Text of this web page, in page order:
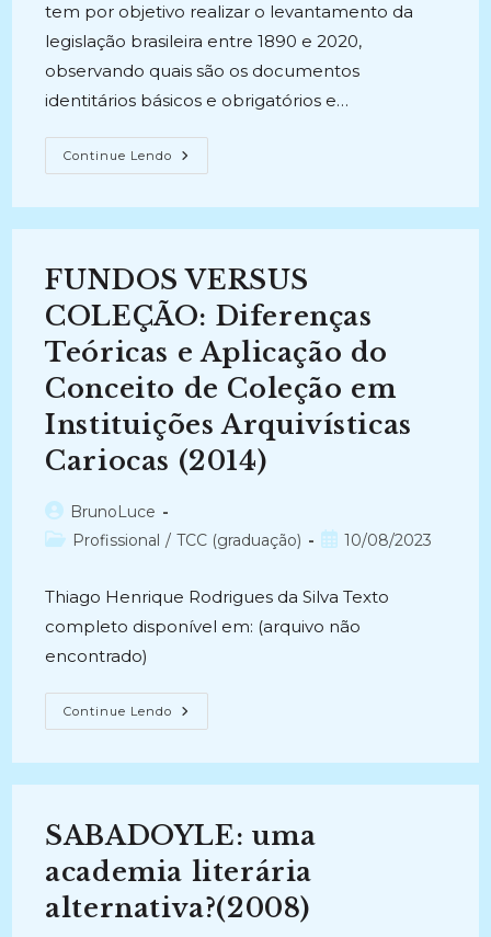
tem por objetivo realizar o levantamento da
legislação brasileira entre 1890 e 2020,
observando quais são os documentos
identitários básicos e obrigatórios e…
Continue Lendo “DOCUMENTOS,
POR
Nos
Institucionalizados
(2021)
FUNDOS VERSUS
COLEÇÃO: Diferenças
Teóricas e Aplicação do
Conceito de Coleção em
Instituições Arquivísticas
Cariocas (2014)
Autor
do
BrunoLuce
Categoria
Profissional / TCC (graduação)
Post10/08/2023
Thiago Henrique Rodrigues da Silva Texto
completo disponível em: (arquivo não
encontrado)
Continue Lendo FUNDOS
VERSUS
E
Conceito
De
Coleção
Em
Instituições
Arquivísticas
Cariocas
SABADOYLE: uma
academia literária
alternativa?(2008)